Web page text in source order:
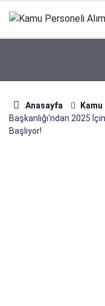
Anasayfa
Başkanlığı'ndan 2025
Başlıyor!